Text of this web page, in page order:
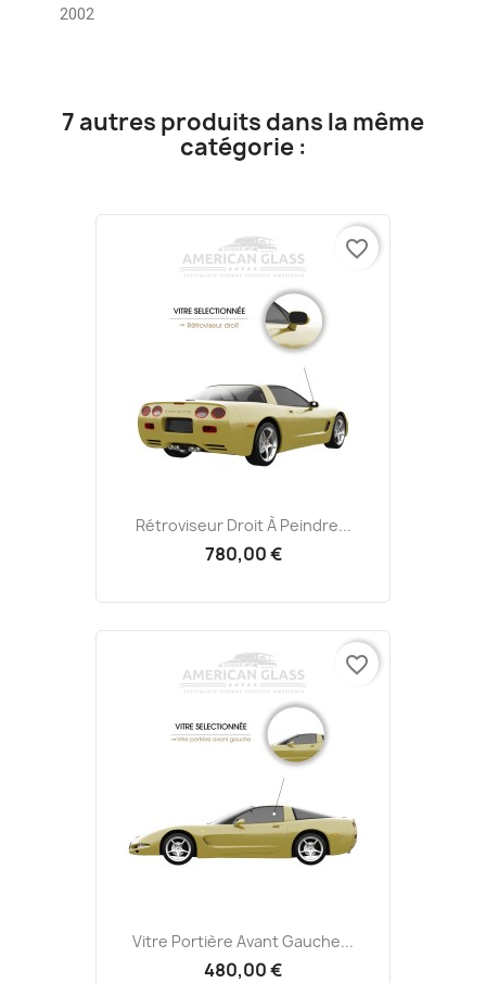
2002
7 autres produits dans la même
catégorie :
Rétroviseur Droit À Peindre...
780,00 €
favorite_border
Vitre Portière Avant Gauche...
480,00 €
favorite_border